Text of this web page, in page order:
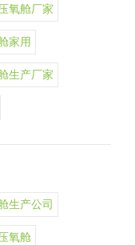
氧舱厂家
家用
生产厂家
生产公司
氧舱